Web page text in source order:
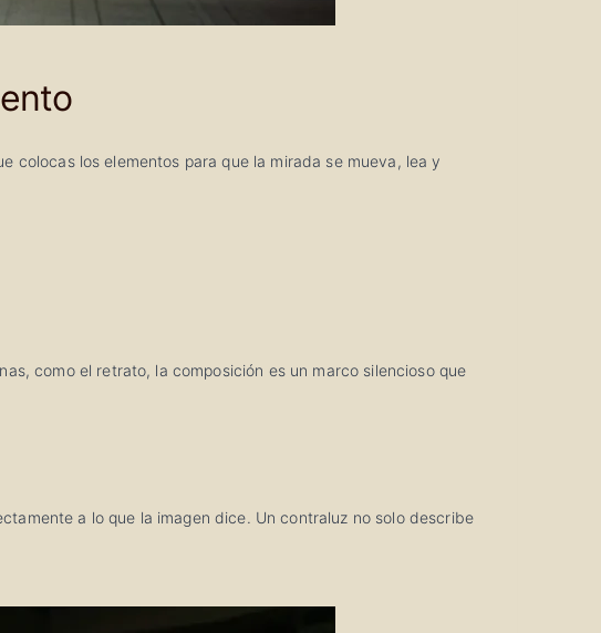
colocas los elementos para que la mirada se mueva, lea y
como el retrato, la composición es un marco silencioso que
a lo que la imagen dice. Un contraluz no solo describe